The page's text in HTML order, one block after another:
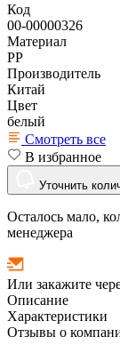
Код
00-00000326
Материал
РР
Производитель
Китай
Цвет
белый
Смотреть все
В избранное
Уточнить
Осталось мало,
менеджера
Или закажите
Описание
Характеристики
Отзывы о